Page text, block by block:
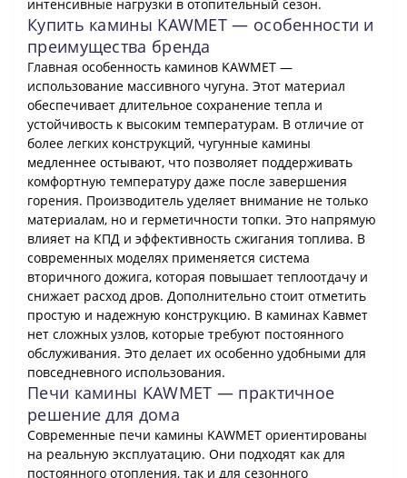
интенсивные нагрузки в отопительный сезон.
Купить камины KAWMET — особенности и
преимущества бренда
Главная особенность каминов KAWMET —
использование массивного чугуна. Этот материал
обеспечивает длительное сохранение тепла и
устойчивость к высоким температурам. В отличие от
более легких конструкций, чугунные камины
медленнее остывают, что позволяет поддерживать
комфортную температуру даже после завершения
горения. Производитель уделяет внимание не только
материалам, но и герметичности топки. Это напрямую
влияет на КПД и эффективность сжигания топлива. В
современных моделях применяется система
вторичного дожига, которая повышает теплоотдачу и
снижает расход дров. Дополнительно стоит отметить
простую и надежную конструкцию. В каминах Кавмет
нет сложных узлов, которые требуют постоянного
обслуживания. Это делает их особенно удобными для
повседневного использования.
Печи камины KAWMET — практичное
решение для дома
Современные печи камины KAWMET ориентированы
на реальную эксплуатацию. Они подходят как для
постоянного отопления, так и для сезонного